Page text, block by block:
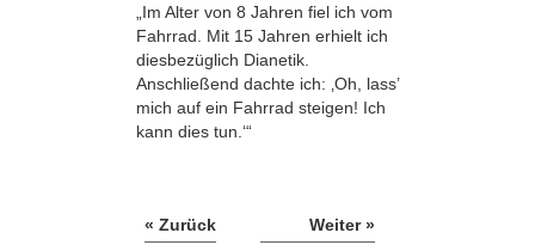
„Im Alter von 8 Jahren fiel ich vom
Fahrrad. Mit 15 Jahren erhielt ich
diesbezüglich Dianetik.
Anschließend dachte ich: ‚Oh, lass’
mich auf ein Fahrrad steigen! Ich
kann dies tun.‘“
« Zurück Weiter »